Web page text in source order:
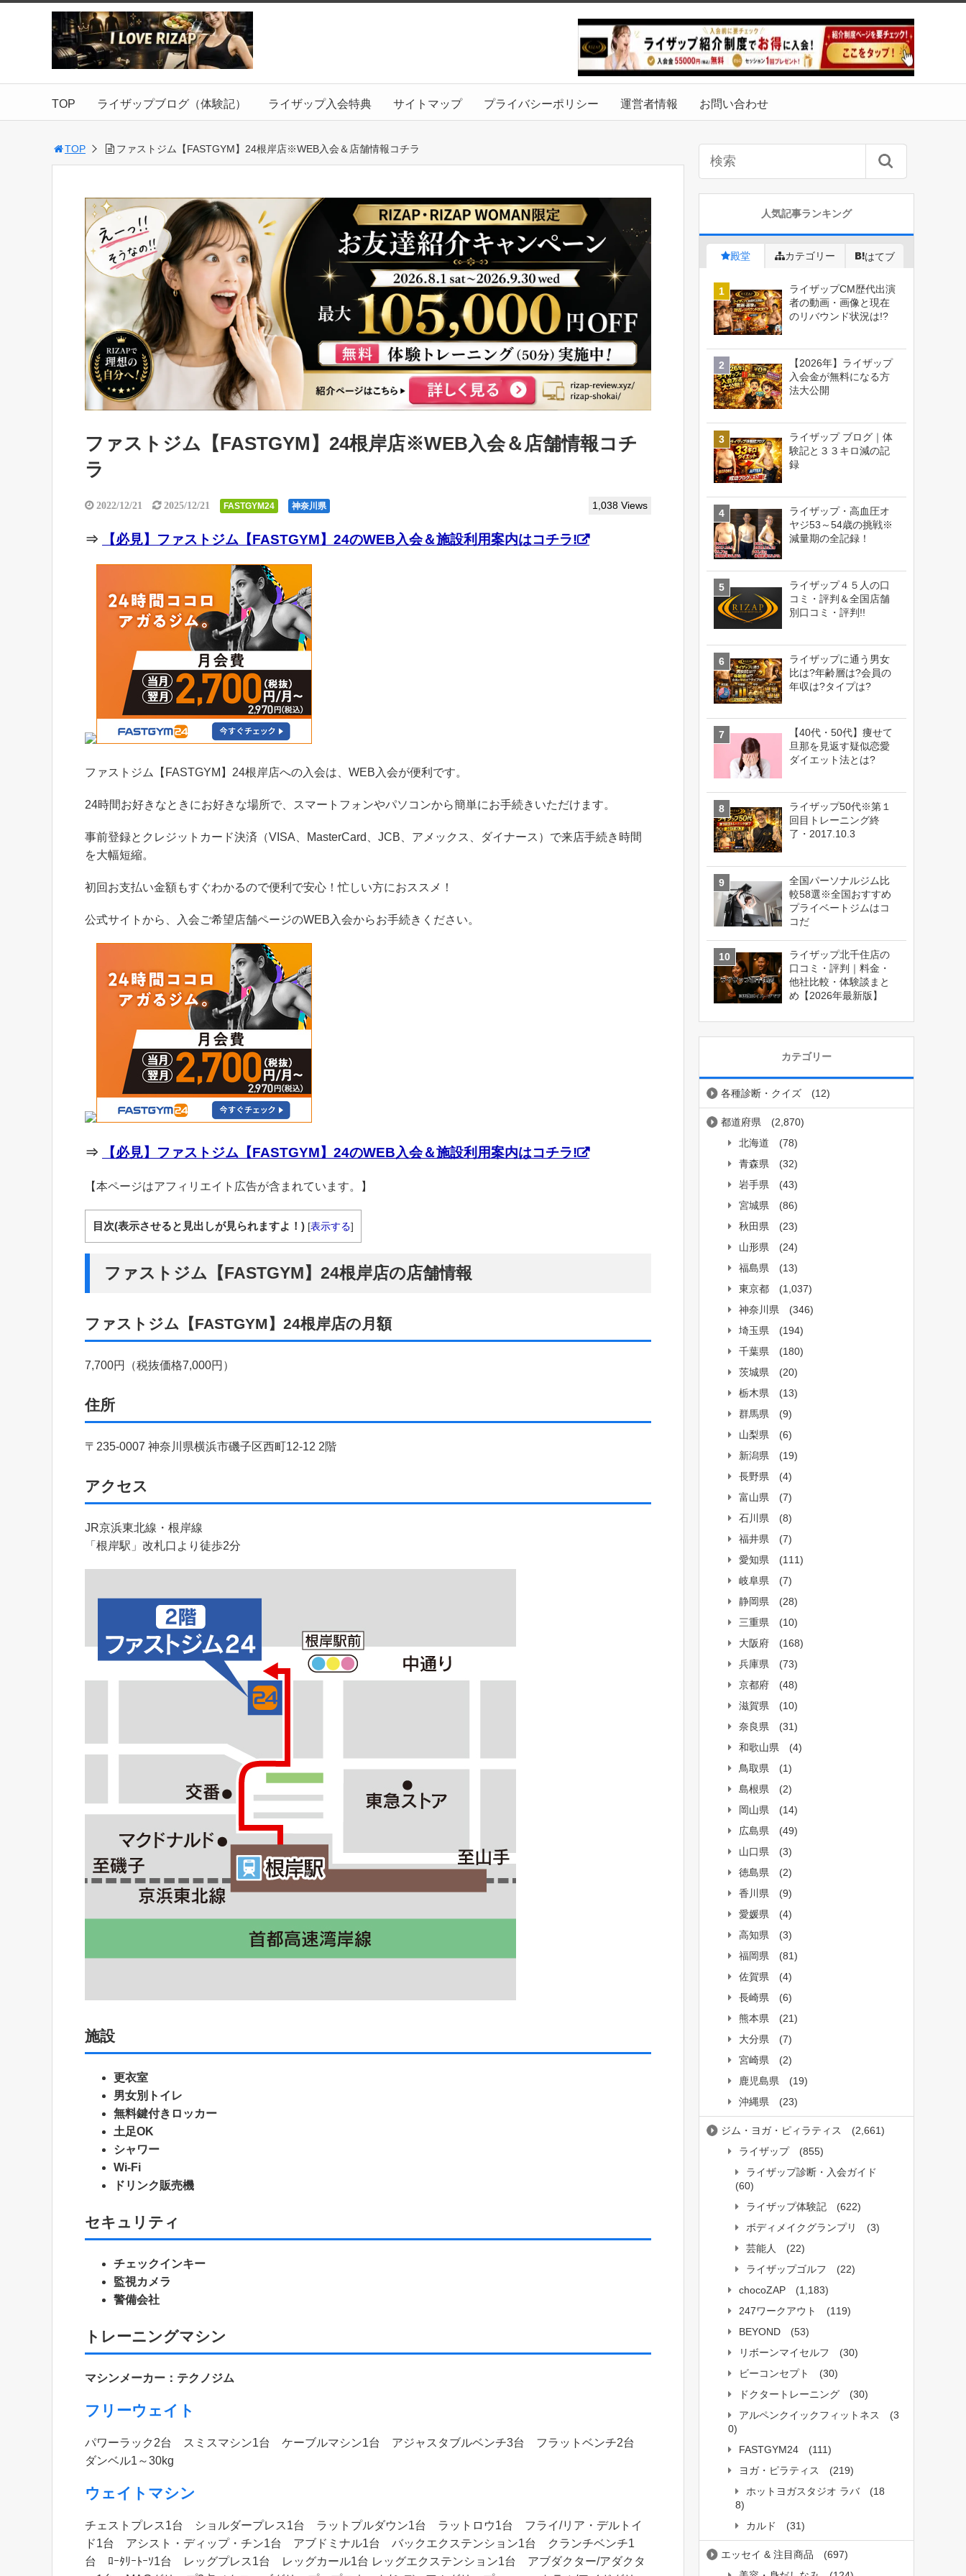
TOP ライザップブログ（体験記） ライザップ入会特典 サイトマップ プライバシーポリシー 運営者情報 お問い合わせ
TOP ファストジム【FASTGYM】24根岸店※WEB入会＆店舗情報コチラ
ファストジム【FASTGYM】24根岸店※WEB入会＆店舗情報コチ
ラ
2022/12/21 2025/12/21 FASTGYM24 神奈川県 1,038 Views
⇒ 【必見】ファストジム【FASTGYM】24のWEB入会＆施設利用案内はコチラ!
ファストジム【FASTGYM】24根岸店への入会は、WEB入会が便利です。
24時間お好きなときにお好きな場所で、スマートフォンやパソコンから簡単にお手続きいただけます。
事前登録とクレジットカード決済（VISA、MasterCard、JCB、アメックス、ダイナース）で来店手続き時間
を大幅短縮。
初回お支払い金額もすぐわかるので便利で安心！忙しい方におススメ！
公式サイトから、入会ご希望店舗ページのWEB入会からお手続きください。
⇒ 【必見】ファストジム【FASTGYM】24のWEB入会＆施設利用案内はコチラ!
【本ページはアフィリエイト広告が含まれています。】
目次(表示させると見出しが見られますよ！) [表示する]
ファストジム【FASTGYM】24根岸店の店舗情報
ファストジム【FASTGYM】24根岸店の月額
7,700円（税抜価格7,000円）
住所
〒235-0007 神奈川県横浜市磯子区西町12-12 2階
アクセス
JR京浜東北線・根岸線
「根岸駅」改札口より徒歩2分
施設
更衣室
男女別トイレ
無料鍵付きロッカー
土足OK
シャワー
Wi-Fi
ドリンク販売機
セキュリティ
チェックインキー
監視カメラ
警備会社
トレーニングマシン
マシンメーカー：テクノジム
フリーウェイト
パワーラック2台 スミスマシン1台 ケーブルマシン1台 アジャスタブルベンチ3台 フラットベンチ2台
ダンベル1～30kg
ウェイトマシン
チェストプレス1台 ショルダープレス1台 ラットプルダウン1台 ラットロウ1台 フライ/リア・デルトイ
ド1台 アシスト・ディップ・チン1台 アブドミナル1台 バックエクステンション1台 クランチベンチ1
台 ﾛｰﾀﾘｰﾄｰｿ1台 レッグプレス1台 レッグカール1台 レッグエクステンション1台 アブダクター/アダクタ
人気記事ランキング
殿堂 カテゴリー はてブ
ライザップCM歴代出演
者の動画・画像と現在
のリバウンド状況は!?
【2026年】ライザップ
入会金が無料になる方
法大公開
ライザップ ブログ｜体
験記と３３キロ減の記
録
ライザップ・高血圧オ
ヤジ53～54歳の挑戦※
減量期の全記録！
ライザップ４５人の口
コミ・評判＆全国店舗
別口コミ・評判!!
ライザップに通う男女
比は?年齢層は?会員の
年収は?タイプは?
【40代・50代】痩せて
旦那を見返す疑似恋愛
ダイエット法とは?
ライザップ50代※第１
回目トレーニング終
了・2017.10.3
全国パーソナルジム比
較58選※全国おすすめ
プライベートジムはコ
コだ
ライザップ北千住店の
口コミ・評判｜料金・
他社比較・体験談まと
め【2026年最新版】
カテゴリー
各種診断・クイズ (12)
都道府県
(2,870)
北海道
(78)
青森県
(32)
岩手県
(43)
宮城県
(86)
秋田県
(23)
山形県
(24)
福島県
(13)
東京都
(1,037)
神奈川県
(346)
埼玉県
(194)
千葉県
(180)
茨城県
(20)
栃木県
(13)
群馬県
(9)
山梨県
(6)
新潟県
(19)
長野県
(4)
富山県
(7)
石川県
(8)
福井県
(7)
愛知県
(111)
岐阜県
(7)
静岡県
(28)
三重県
(10)
大阪府
(168)
兵庫県
(73)
京都府
(48)
滋賀県
(10)
奈良県
(31)
和歌山県
(4)
鳥取県
(1)
島根県
(2)
岡山県
(14)
広島県
(49)
山口県
(3)
徳島県
(2)
香川県
(9)
愛媛県
(4)
高知県
(3)
福岡県
(81)
佐賀県
(4)
長崎県
(6)
熊本県
(21)
大分県
(7)
宮崎県
(2)
鹿児島県
(19)
沖縄県
(23)
ジム・ヨガ・ピィラティス
(2,661)
ライザップ
(855)
ライザップ診断・入会ガイド
(60)
ライザップ体験記
(622)
ボディメイクグランプリ
(3)
芸能人
(22)
ライザップゴルフ
(22)
chocoZAP
(1,183)
247ワークアウト
(119)
BEYOND
(53)
リボーンマイセルフ
(30)
ビーコンセプト
(30)
ドクタートレーニング
(30)
アルペンクイックフィットネス
(3
0)
FASTGYM24
(111)
ヨガ・ピラティス
(219)
ホットヨガスタジオ ラバ
(18
8)
カルド
(31)
エッセイ & 注目商品
(697)